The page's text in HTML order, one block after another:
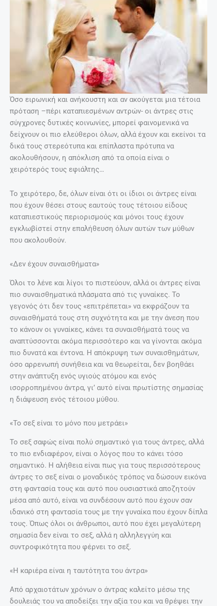
Όσο ειρωνική και ανήκουστη και αν ακούγεται μια τέτοια
πρόταση –πέρι καταπιεσμένων αντρών- οι άντρες στις
σύγχρονες δυτικές κοινωνίες, μπορεί φαινομενικά να
δείχνουν οι πιο ελεύθεροι όλων, αλλά έχουν και εκείνοι τα
δικά τους στερεότυπα και επίπλαστα πρότυπα να
ακολουθήσουν, η απόκλιση από τα οποία είναι ο
χειρότερός τους εφιάλτης…
Το χειρότερο, δε, όλων είναι ότι οι ίδιοι οι άντρες είναι
που έχουν θέσει στους εαυτούς τους τέτοιου είδους
καταπιεστικούς περιορισμούς και μόνοι τους έχουν
εγκλωβίστεί στην επαλήθευση όλων αυτών των μύθων
που ακολουθούν.
«Δεν έχουν συναισθήματα»
Όλοι το λένε και λίγοι το πιστεύουν, αλλά οι άντρες είναι
πιο συναισθηματικά πλάσματα από τις γυναίκες. Το
γεγονός ότι δεν τους «επιτρέπεται» να εκφράζουν τα
συναισθήματά τους στη συχνότητα και με την άνεση που
το κάνουν οι γυναίκες, κάνει τα συναισθήματά τους να
αναπτύσσονται ακόμα περισσότερο και να γίνονται ακόμα
πιο δυνατά και έντονα. Η απόκρυψη των συναισθημάτων,
όσο αρρενωπή συνήθεια και να θεωρείται, δεν βοηθάει
στην ανάπτυξη ενός υγιούς ατόμου και ενός
ισορροπημένου άντρα, γι’ αυτό είναι πρωτίστης σημασίας
η διάψευση ενός τέτοιου μύθου.
«Το σεξ είναι το μόνο που μετράει»
Το σεξ σαφώς είναι πολύ σημαντικό για τους άντρες, αλλά
το πιο ενδιαφέρον, είναι ο λόγος που το κάνει τόσο
σημαντικό. Η αλήθεια είναι πως για τους περισσότερους
άντρες το σεξ είναι ο μοναδικός τρόπος να δώσουν εικόνα
στη φαντασία τους και αυτό που ουσιαστικά αποζητούν
μέσα από αυτό, είναι να συνδέσουν αυτό που έχουν σαν
ιδανικό στη φαντασία τους με την γυναίκα που έχουν δίπλα
τους. Όπως όλοι οι άνθρωποι, αυτό που έχει μεγαλύτερη
σημασία δεν είναι το σεξ, αλλά η αλληλεγγύη και
συντροφικότητα που φέρνει το σεξ.
«Η καριέρα είναι η ταυτότητα του άντρα»
Από αρχαιοτάτων χρόνων ο άντρας καλείτο μέσω της
δουλειάς του να αποδείξει την αξία του και να θρέψει την